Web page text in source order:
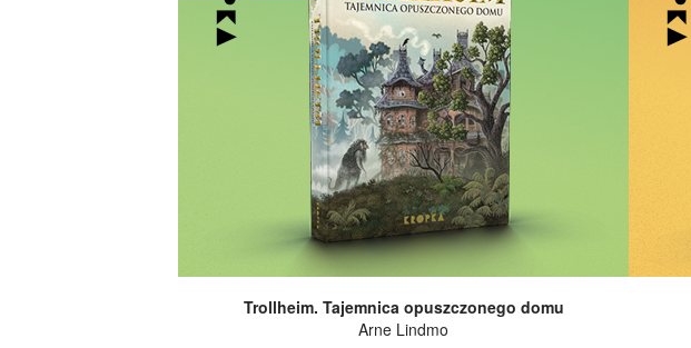
Trollheim. Tajemnica opuszczonego domu
Arne Lindmo